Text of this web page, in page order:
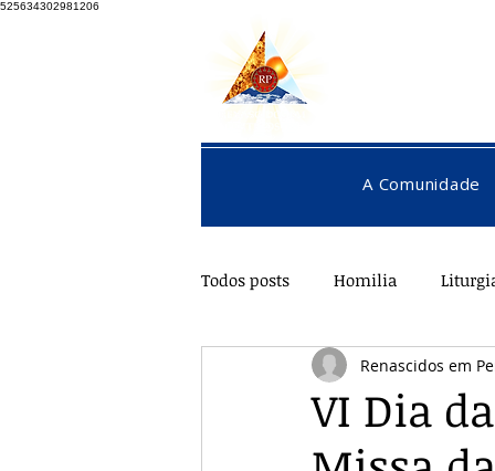
525634302981206
A Comunidade
Todos posts Homilia
Pentecostes Galeria
VI Dia
Renascidos em